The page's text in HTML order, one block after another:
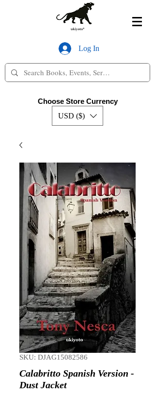
Log In
Choose Store Currency
USD ($)
SKU: DJAG15082586
Calabritto Spanish Version -
Dust Jacket